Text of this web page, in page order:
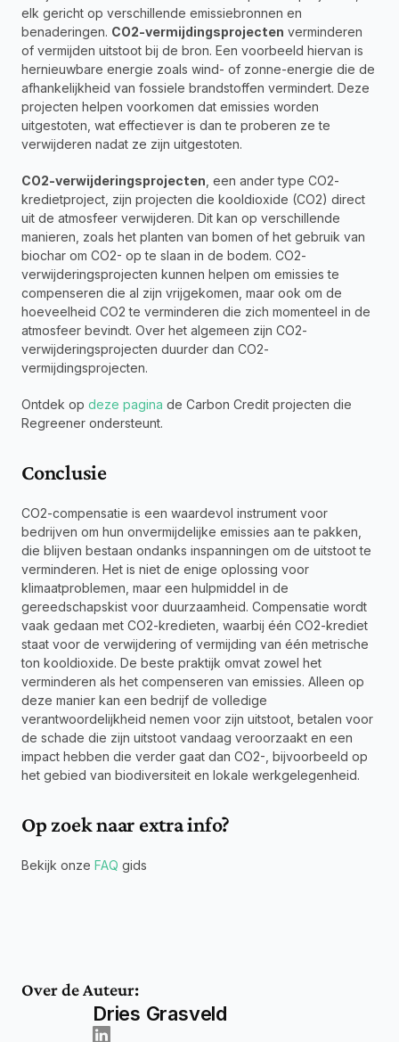
elk gericht op verschillende emissiebronnen en
benaderingen. CO2-vermijdingsprojecten verminderen
of vermijden uitstoot bij de bron. Een voorbeeld hiervan is
hernieuwbare energie zoals wind- of zonne-energie die de
afhankelijkheid van fossiele brandstoffen vermindert. Deze
projecten helpen voorkomen dat emissies worden
uitgestoten, wat effectiever is dan te proberen ze te
verwijderen nadat ze zijn uitgestoten.
CO2-verwijderingsprojecten , een ander type CO2-
kredietproject, zijn projecten die kooldioxide (CO2) direct
uit de atmosfeer verwijderen. Dit kan op verschillende
manieren, zoals het planten van bomen of het gebruik van
biochar om CO2- op te slaan in de bodem. CO2-
verwijderingsprojecten kunnen helpen om emissies te
compenseren die al zijn vrijgekomen, maar ook om de
hoeveelheid CO2 te verminderen die zich momenteel in de
atmosfeer bevindt. Over het algemeen zijn CO2-
verwijderingsprojecten duurder dan CO2-
vermijdingsprojecten.
Ontdek op deze pagina de Carbon Credit projecten die
Regreener ondersteunt.
Conclusie
CO2-compensatie is een waardevol instrument voor
bedrijven om hun onvermijdelijke emissies aan te pakken,
die blijven bestaan ondanks inspanningen om de uitstoot te
verminderen. Het is niet de enige oplossing voor
klimaatproblemen, maar een hulpmiddel in de
gereedschapskist voor duurzaamheid. Compensatie wordt
vaak gedaan met CO2-kredieten, waarbij één CO2-krediet
staat voor de verwijdering of vermijding van één metrische
ton kooldioxide. De beste praktijk omvat zowel het
verminderen als het compenseren van emissies. Alleen op
deze manier kan een bedrijf de volledige
verantwoordelijkheid nemen voor zijn uitstoot, betalen voor
de schade die zijn uitstoot vandaag veroorzaakt en een
impact hebben die verder gaat dan CO2-, bijvoorbeeld op
het gebied van biodiversiteit en lokale werkgelegenheid.
Op zoek naar extra info?
Bekijk onze FAQ gids
Over de Auteur:
Dries Grasveld